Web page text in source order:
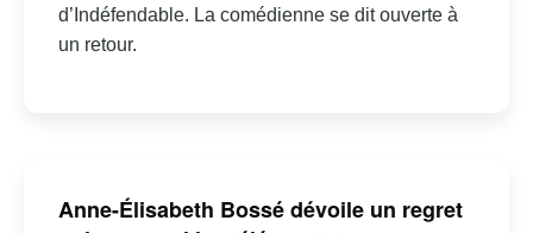
d’Indéfendable. La comédienne se dit ouverte à
un retour.
Anne-Élisabeth Bossé dévoile un regret